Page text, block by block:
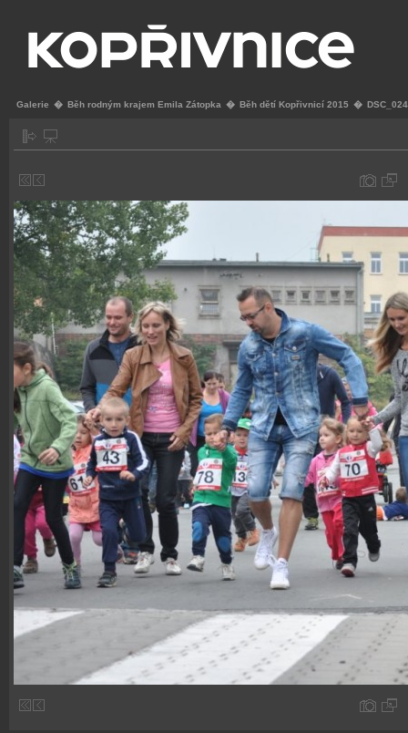
Galerie � Běh rodným krajem Emila Zátopka � Běh dětí Kopřivnicí 2015 �